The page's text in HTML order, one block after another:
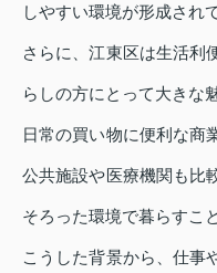
しやすい環境が形成され
さらに、江東区は生活利
らしの方にとって大きな
日常の買い物に便利な商
公共施設や医療機関も比
そろった環境で暮らすこ
こうした背景から、仕事